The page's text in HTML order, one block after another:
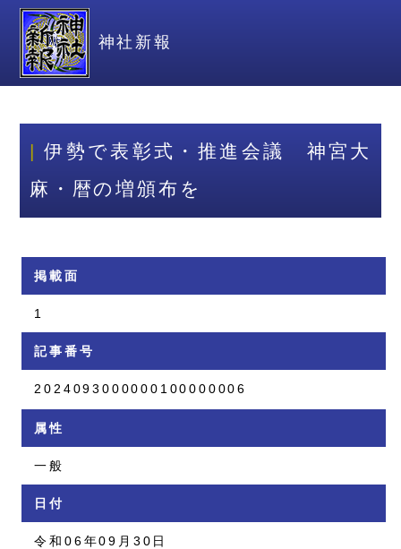
神社新報
伊勢で表彰式・推進会議 神宮大
麻・暦の増頒布を
掲載面
1
記事番号
2024093000000100000006
属性
一般
日付
令和06年09月30日